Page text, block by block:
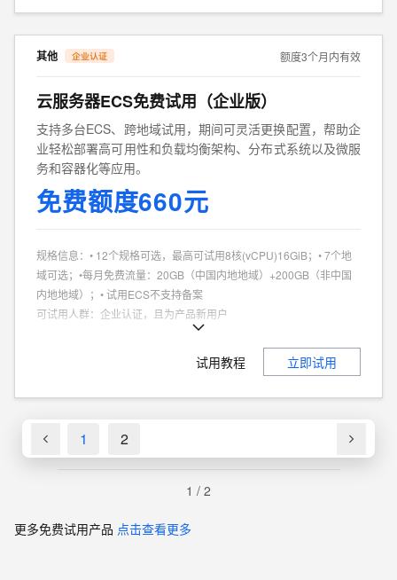
其他 额度3个月内有效
云服务器ECS免费试用（企业版）
支持多台ECS、跨地域试用，期间可灵活更换配置，帮助企
业轻松部署高可用性和负载均衡架构、分布式系统以及微服
务和容器化等应用。
免费额度660元
规格信息： • 12个规格可选，最高可试用8核(vCPU)16GiB；• 7个地
域可选；•每月免费流量：20GB（中国内地地域）+200GB（非中国
内地地域）；• 试用ECS不支持备案
可试用人群： 企业认证，且为产品新用户
个人、企业试用不同享
试用教程 立即试用
1 2
1 / 2
更多免费试用产品 点击查看更多